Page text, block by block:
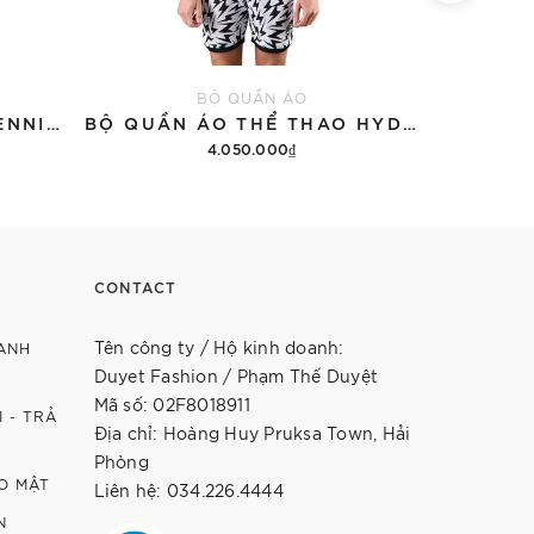
ÁO THUN HYDROGEN TENNIS COURT COTTON 'BLACK'
BỘ QUẦN ÁO
BỘ QUẦN ÁO THỂ THAO HYDROGEN THUNDERS TECH
4.050.000₫
- TRẢ
MẬT
CONTACT
Tên công ty / Hộ kinh doanh:
Duyet Fashion / Phạm Thế Duyệt
Mã số: 02F8018911
Địa chỉ: Hoàng Huy Pruksa Town, Hải
Phòng
Liên hệ: 034.226.4444